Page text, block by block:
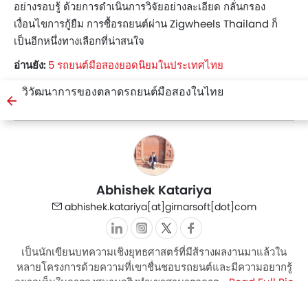
อย่างรอบรู้ ด้วยการดำเนินการวิจัยอย่างละเอียด กลั่นกรอง
เงื่อนไขการกู้ยืม การซื้อรถยนต์ผ่าน Zigwheels Thailand ก็
เป็นอีกหนึ่งทางเลือกที่น่าสนใจ
อ่านยัง: 5 รถยนต์มือสองยอดนิยมในประเทศไทย
วิวัฒนาการของตลาดรถยนต์มือสองในไทย
Abhishek Katariya
abhishek.katariya[at]girnarsoft[dot]com
เป็นนักเขียนบทความเชิงยุทธศาสตร์ที่มีส้รางผลงานมาแล้วใน
หลายโครงการด้วยความที่เขาชื่นชอบรถยนต์และมีความอยากรู้